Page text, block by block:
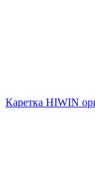
Каретка HIWIN